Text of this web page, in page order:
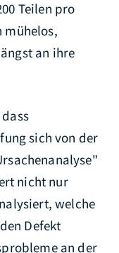
Teilen pro
mühelos,
an ihre
sich von der
nicht nur
welche
Defekt
an der